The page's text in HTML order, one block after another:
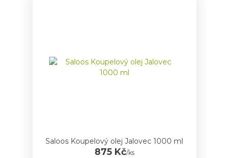
Saloos Koupelový olej Jalovec 1000 ml
875 Kč/ks